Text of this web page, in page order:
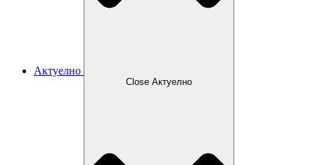
Актуелно
Close Актуелно